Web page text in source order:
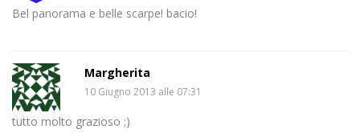
Bel panorama e belle scarpe! bacio!
Margherita
10 Giugno 2013 alle 07:31
tutto molto grazioso ;)